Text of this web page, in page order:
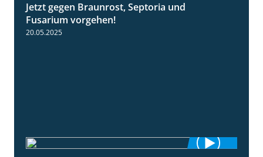
Jetzt gegen Braunrost, Septoria und
Fusarium vorgehen!
20.05.2025